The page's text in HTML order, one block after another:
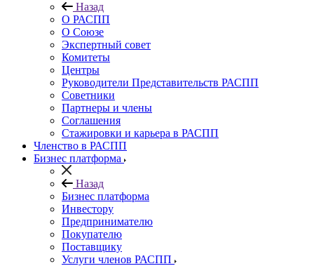
Назад
О РАСПП
О Союзе
Экспертный совет
Комитеты
Центры
Руководители Представительств РАСПП
Советники
Партнеры и члены
Соглашения
Стажировки и карьера в РАСПП
Членство в РАСПП
Бизнес платформа
Назад
Бизнес платформа
Инвестору
Предпринимателю
Покупателю
Поставщику
Услуги членов РАСПП